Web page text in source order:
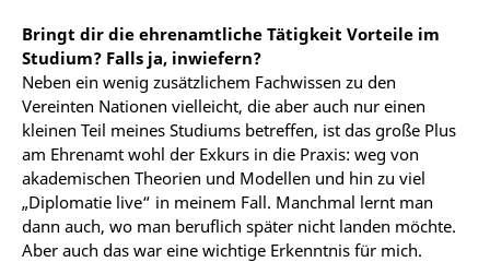
Bringt dir die ehrenamtliche Tätigkeit Vorteile im
Studium? Falls ja, inwiefern?
Neben ein wenig zusätzlichem Fachwissen zu den
Vereinten Nationen vielleicht, die aber auch nur einen
kleinen Teil meines Studiums betreffen, ist das große Plus
am Ehrenamt wohl der Exkurs in die Praxis: weg von
akademischen Theorien und Modellen und hin zu viel
„Diplomatie live“ in meinem Fall. Manchmal lernt man
dann auch, wo man beruflich später nicht landen möchte.
Aber auch das war eine wichtige Erkenntnis für mich.